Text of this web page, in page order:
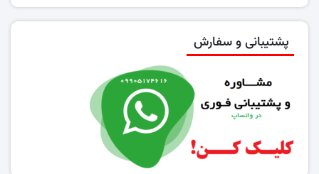
پشتیبانی و سفارش